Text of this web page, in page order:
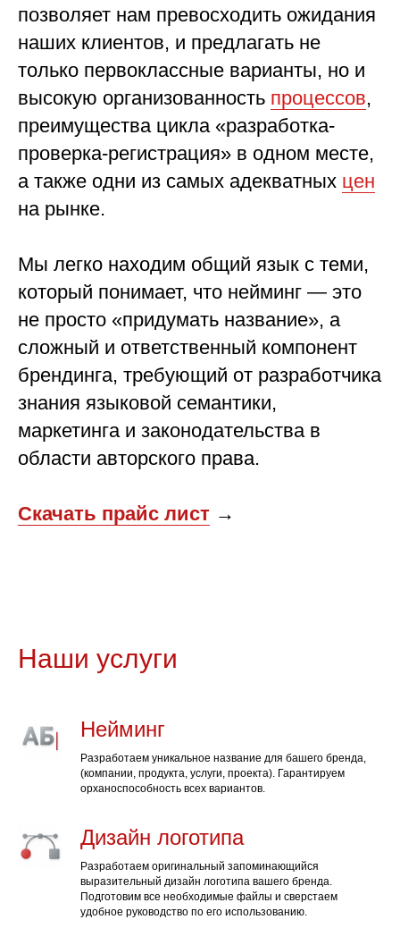
позволяет нам превосходить ожидания
наших клиентов, и предлагать не
только первоклассные варианты, но и
высокую организованность процессов,
преимущества цикла «разработка-
проверка-регистрация» в одном месте,
а также одни из самых адекватных цен
на рынке.
Мы легко находим общий язык с теми,
который понимает, что нейминг — это
не просто «придумать название», а
сложный и ответственный компонент
брендинга, требующий от разработчика
знания языковой семантики,
маркетинга и законодательства в
области авторского права.
Скачать прайс лист →
Наши услуги
Нейминг
Разработаем уникальное название для башего бренда,
(компании, продукта, услуги, проекта). Гарантируем
орханоспособность всех вариантов.
Дизайн логотипа
Разработаем оригинальный запоминающийся
выразительный дизайн логотипа вашего бренда.
Подготовим все необходимые файлы и сверстаем
удобное руководство по его использованию.